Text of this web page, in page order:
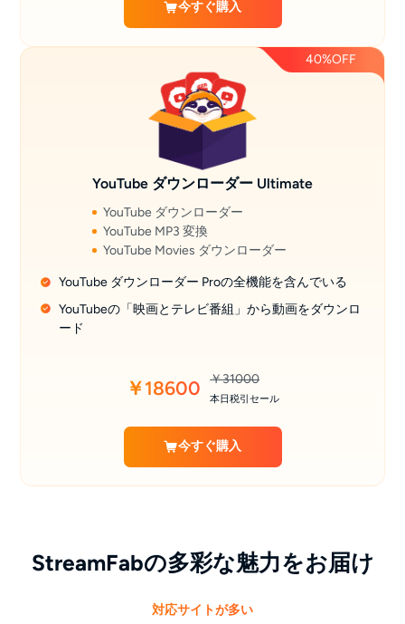
今すぐ購入
40%OFF
YouTube ダウンローダー Ultimate
YouTube ダウンローダー
YouTube MP3 変換
YouTube Movies ダウンローダー
YouTube ダウンローダー Proの全機能を含んでいる
YouTubeの「映画とテレビ番組」から動画をダウンロ
ード
￥18600 ￥31000
本日税引セール
今すぐ購入
StreamFabの多彩な魅力をお届け
対応サイトが多い